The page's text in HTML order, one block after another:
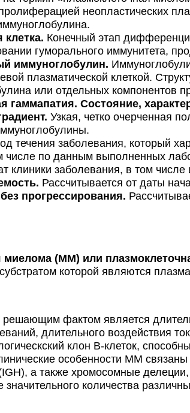
неопластических
Конечный этап
гуморального иммунитета,
иммуноглобулин.
плазматической клеткой.
или отдельных компонентов
гаммапатия.Состояние,
Узкая, четко очерченная
течения заболевания, который
числе по данным выполненных
клиники заболевания, в том
Рассчитывается от даты
прогрессирования.
(ММ) или
которой являются
фактом является
длительного воздействия
клон В-клеток,
особенности ММ
а также хромосомные
количества